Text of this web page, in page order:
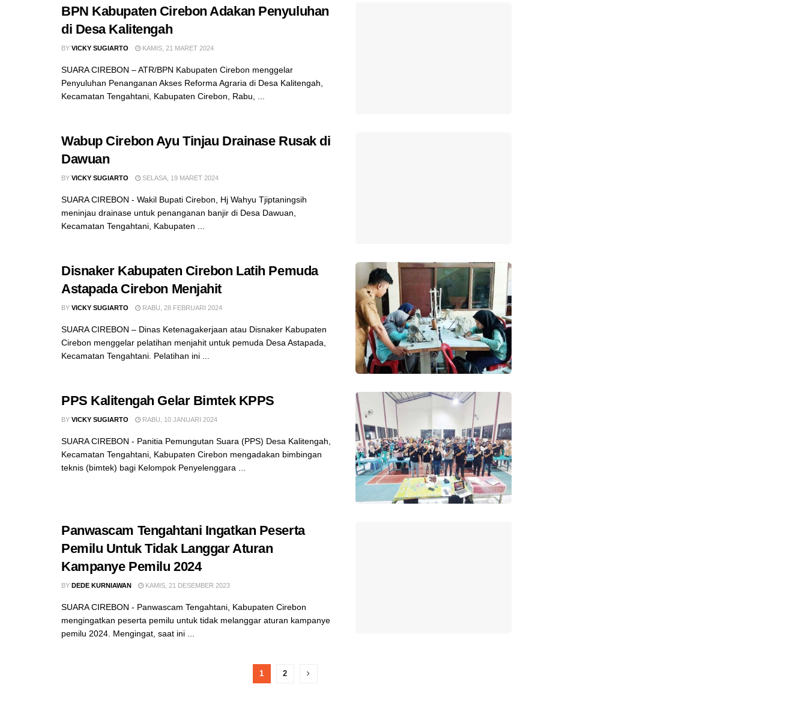
BPN Kabupaten Cirebon Adakan Penyuluhan
di Desa Kalitengah
BY VICKY SUGIARTO KAMIS, 21 MARET 2024
SUARA CIREBON – ATR/BPN Kabupaten Cirebon menggelar
Penyuluhan Penanganan Akses Reforma Agraria di Desa Kalitengah,
Kecamatan Tengahtani, Kabupaten Cirebon, Rabu, ...
Wabup Cirebon Ayu Tinjau Drainase Rusak di
Dawuan
BY VICKY SUGIARTO SELASA, 19 MARET 2024
SUARA CIREBON - Wakil Bupati Cirebon, Hj Wahyu Tjiptaningsih
meninjau drainase untuk penanganan banjir di Desa Dawuan,
Kecamatan Tengahtani, Kabupaten ...
Disnaker Kabupaten Cirebon Latih Pemuda
Astapada Cirebon Menjahit
BY VICKY SUGIARTO RABU, 28 FEBRUARI 2024
SUARA CIREBON – Dinas Ketenagakerjaan atau Disnaker Kabupaten
Cirebon menggelar pelatihan menjahit untuk pemuda Desa Astapada,
Kecamatan Tengahtani. Pelatihan ini ...
PPS Kalitengah Gelar Bimtek KPPS
BY VICKY SUGIARTO RABU, 10 JANUARI 2024
SUARA CIREBON - Panitia Pemungutan Suara (PPS) Desa Kalitengah,
Kecamatan Tengahtani, Kabupaten Cirebon mengadakan bimbingan
teknis (bimtek) bagi Kelompok Penyelenggara ...
Panwascam Tengahtani Ingatkan Peserta
Pemilu Untuk Tidak Langgar Aturan
Kampanye Pemilu 2024
BY DEDE KURNIAWAN KAMIS, 21 DESEMBER 2023
SUARA CIREBON - Panwascam Tengahtani, Kabupaten Cirebon
mengingatkan peserta pemilu untuk tidak melanggar aturan kampanye
pemilu 2024. Mengingat, saat ini ...
1 2